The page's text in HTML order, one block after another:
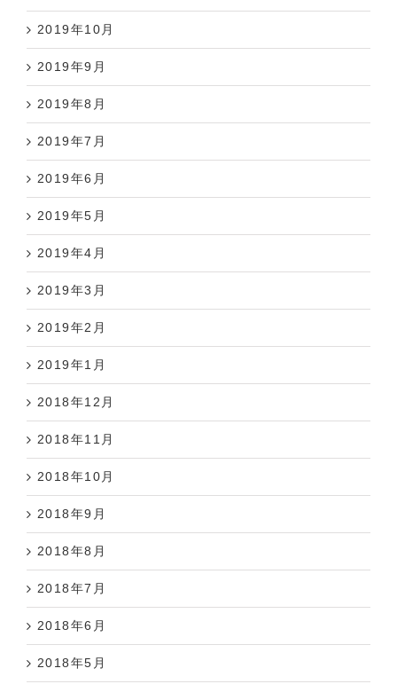
2019年10月
2019年9月
2019年8月
2019年7月
2019年6月
2019年5月
2019年4月
2019年3月
2019年2月
2019年1月
2018年12月
2018年11月
2018年10月
2018年9月
2018年8月
2018年7月
2018年6月
2018年5月